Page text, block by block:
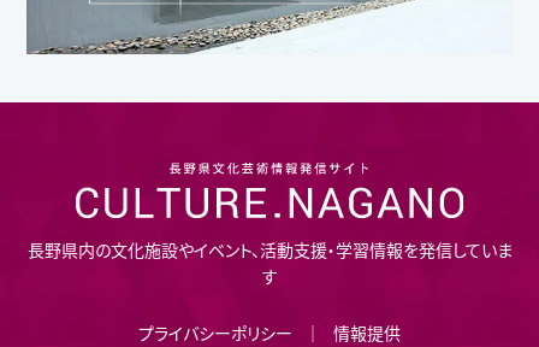
長野県内の文化施設やイベント、活動支援・学習情報を発信していま
す
プライバシーポリシー 情報提供